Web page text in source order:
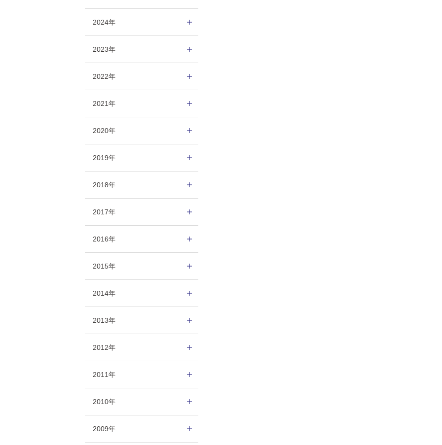
2024年
2023年
2022年
2021年
2020年
2019年
2018年
2017年
2016年
2015年
2014年
2013年
2012年
2011年
2010年
2009年